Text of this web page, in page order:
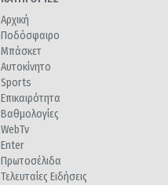
Αρχική
Ποδόσφαιρο
Μπάσκετ
Αυτοκίνητο
Sports
Επικαιρότητα
Βαθμολογίες
WebTv
Enter
Πρωτοσέλιδα
Τελευταίες Ειδήσεις